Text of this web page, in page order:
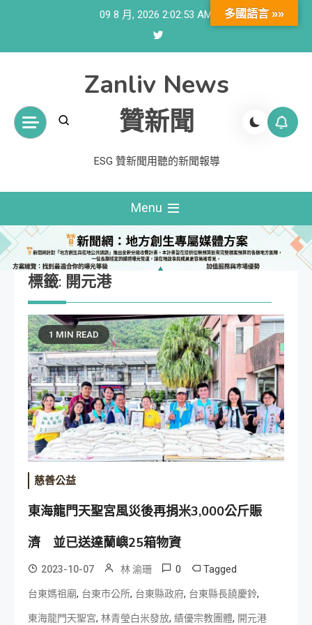
09 8 月, 2026 2:02:53 AM
Zanliv News
贊新聞
ESG 贊新聞用聽的新聞報導
Menu
標籤: 開元港
1 MIN READ
慈善公益
東海龍門天聖宮風災後再捐米3,000公斤賑
濟 並已送達蘭嶼25箱物資
2023-10-07 林 渝珊 0 Tagged
台東媽祖廟, 台東市公所, 台東縣政府, 台東縣長饒慶鈴,
東海龍門天聖宮, 林青瑩白米發放, 績優宗教團體, 開元港
多國語言 »»